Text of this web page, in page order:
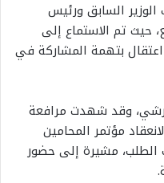
السابق ورئيس
حيث تم الاستماع إلى
بتهمة المشاركة في
وقد شهدت مرافعة
مؤتمر المحامين
الطلب، مشيرة إلى حضور